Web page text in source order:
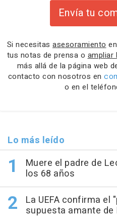
Envía tu
Si necesitas asesoramiento
tus notas de prensa o ampliar
más allá de la página web
contacto con nosotros en
o en el
Lo más leído
Muere el padre de
los 68 años
La UEFA confirma el
supuesta amante